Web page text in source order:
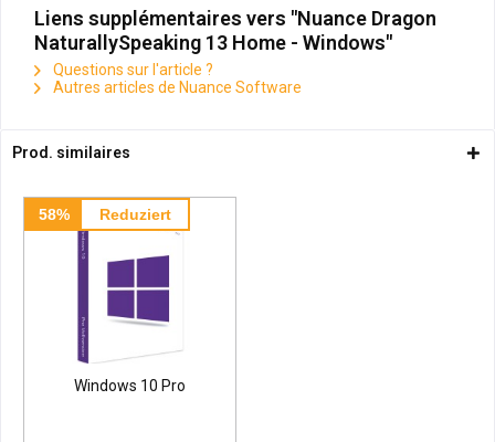
Liens supplémentaires vers "Nuance Dragon
NaturallySpeaking 13 Home - Windows"
Questions sur l'article ?
Autres articles de Nuance Software
Prod. similaires
58% Reduziert
Windows 10 Pro